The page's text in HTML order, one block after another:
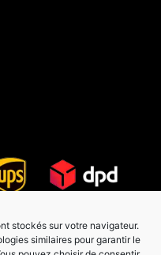
stockés sur votre navigateur.
similaires pour garantir le